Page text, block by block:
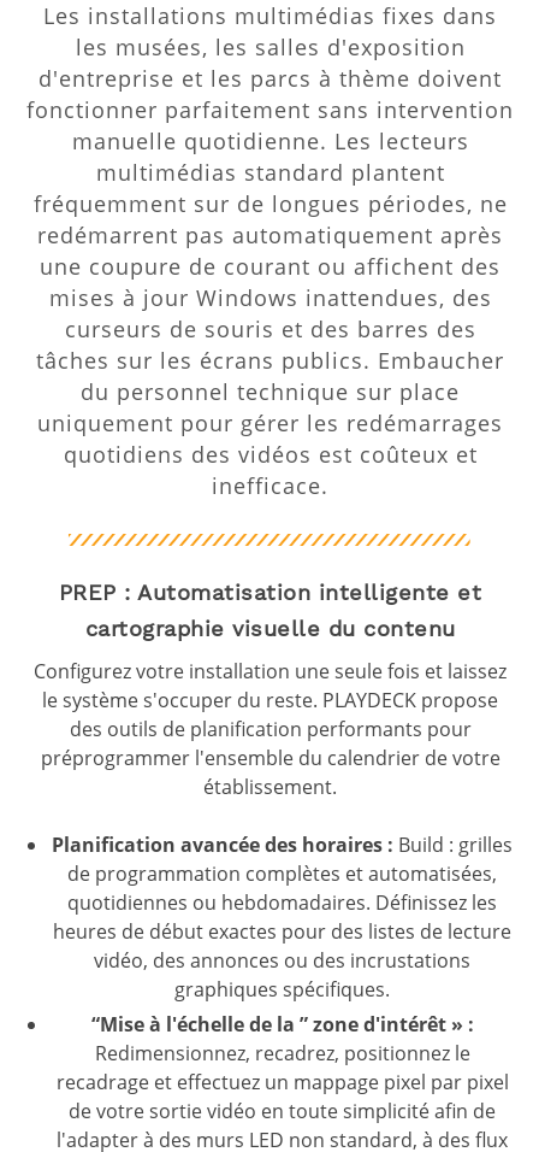
Les installations multimédias fixes dans
les musées, les salles d'exposition
d'entreprise et les parcs à thème doivent
fonctionner parfaitement sans intervention
manuelle quotidienne. Les lecteurs
multimédias standard plantent
fréquemment sur de longues périodes, ne
redémarrent pas automatiquement après
une coupure de courant ou affichent des
mises à jour Windows inattendues, des
curseurs de souris et des barres des
tâches sur les écrans publics. Embaucher
du personnel technique sur place
uniquement pour gérer les redémarrages
quotidiens des vidéos est coûteux et
inefficace.
PREP : Automatisation intelligente et
cartographie visuelle du contenu
Configurez votre installation une seule fois et laissez
le système s'occuper du reste. PLAYDECK propose
des outils de planification performants pour
préprogrammer l'ensemble du calendrier de votre
établissement.
Planification avancée des horaires : Build : grilles
de programmation complètes et automatisées,
quotidiennes ou hebdomadaires. Définissez les
heures de début exactes pour des listes de lecture
vidéo, des annonces ou des incrustations
graphiques spécifiques.
“Mise à l'échelle de la ” zone d'intérêt » :
Redimensionnez, recadrez, positionnez le
recadrage et effectuez un mappage pixel par pixel
de votre sortie vidéo en toute simplicité afin de
l'adapter à des murs LED non standard, à des flux